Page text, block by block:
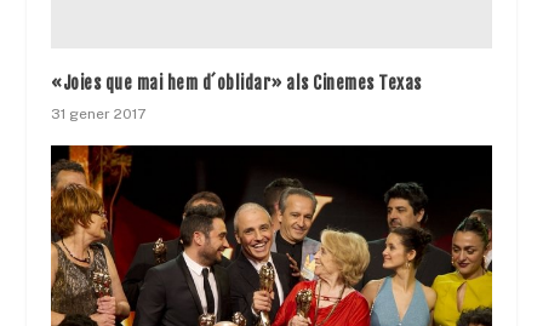
«Joies que mai hem d´oblidar» als Cinemes Texas
31 gener 2017